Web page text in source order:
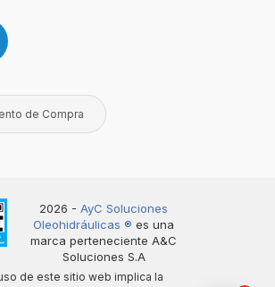
PLANO UNH 3/4″ – ISO 12.5 –
– DNP – PLT4.2525.013 – 708
AÑADIR AL CARRITO